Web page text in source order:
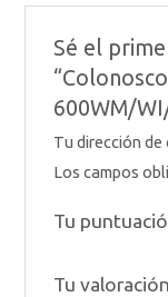
Sé el
600WM/
Tu dirección
Los campos
Tu
Tu valoración